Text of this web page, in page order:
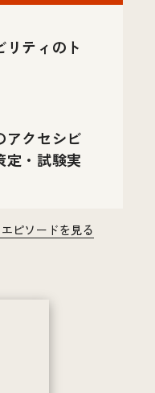
ティのト
アクセシビ
定・試験実
ピソードを見る